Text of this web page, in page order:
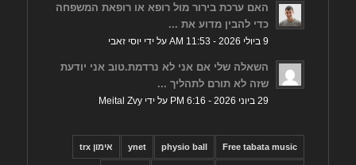
האם ערכת בירור מול רופא או רופאת המשפחה
כדי להבין מדוע את ...
9 ביולי 2026 - 11:53 AM על ידי יוסי זאבי
השאלה שלי אם אני לא נרדמת.טוב אני יודעת
שזה לא תורם לתהליך ...
29 ביוני 2026 - 6:16 PM על ידי Meital Zvy
Free tabata music
physio ball
ynet אימון trx